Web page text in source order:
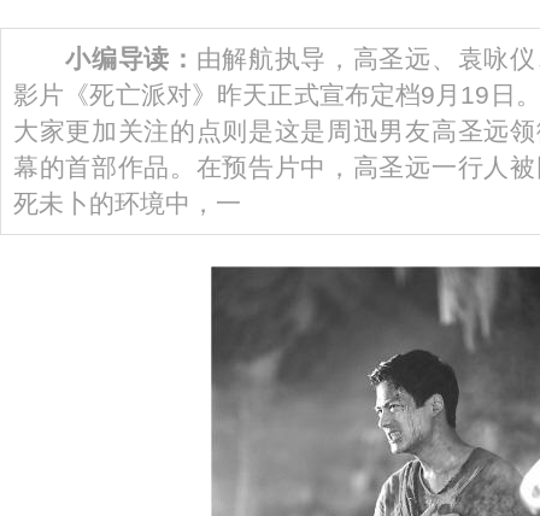
小编导读： 由解航执导，高圣远、袁咏
影片《死亡派对》昨天正式宣布定档9月19日
大家更加关注的点则是这是周迅男友高圣远
幕的首部作品。在预告片中，高圣远一行人
死未卜的环境中，一